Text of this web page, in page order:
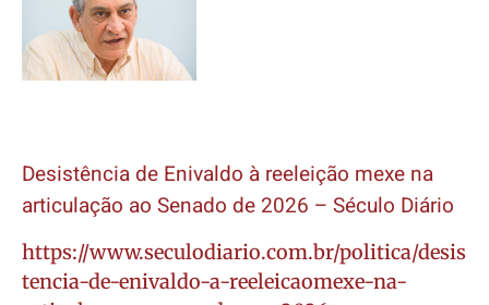
Desistência de Enivaldo à reeleição mexe na
articulação ao Senado de 2026 – Século Diário
https://www.seculodiario.com.br/politica/desis
tencia-de-enivaldo-a-reeleicaomexe-na-